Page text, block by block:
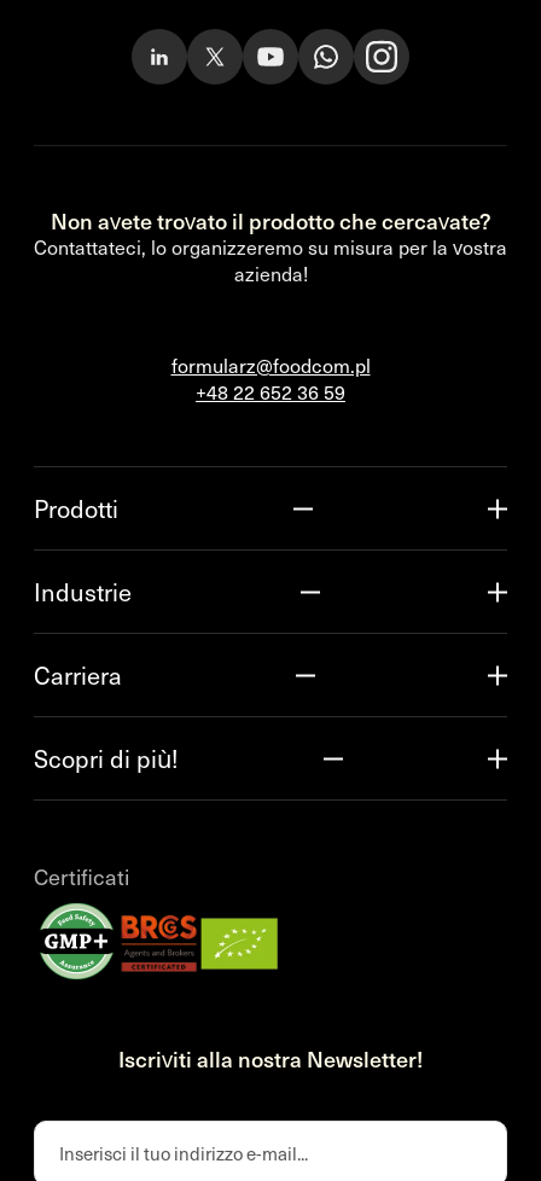
Non avete trovato il prodotto che cercavate?
Contattateci, lo organizzeremo su misura per la vostra
azienda!
formularz@foodcom.pl
+48 22 652 36 59
Prodotti
Industrie
Carriera
Scopri di più!
Certificati
Iscriviti alla nostra Newsletter!